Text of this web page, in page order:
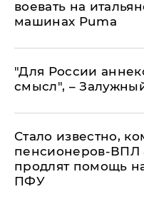
воевать на
машинах Puma
"Для России
смысл", –
Стало известно,
пенсионеров-ВПЛ
продлят помощь
ПФУ